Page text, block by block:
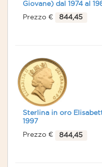
Giovane) dal 1974 al
Prezzo €
844,45
Sterlina in oro
1997
Prezzo €
844,45